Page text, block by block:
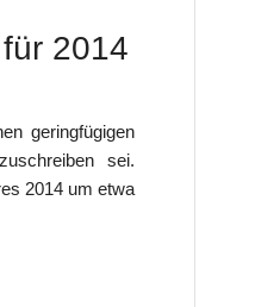
2014
geringfügigen
sei.
2014 um etwa